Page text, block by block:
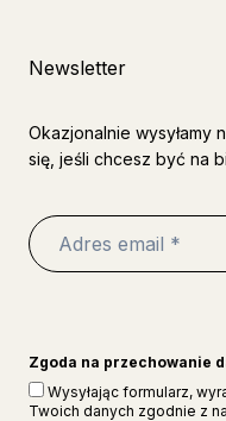
Newsletter
Okazjonalnie wysyłamy
się, jeśli chcesz być na
Zgoda na przechowanie
Wysyłając formularz,
Twoich danych zgodnie z